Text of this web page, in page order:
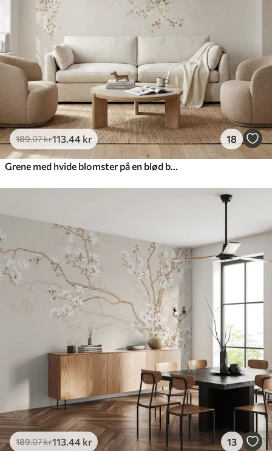
189.07kr113 .44 kr 18
189.07kr113 .44 kr 13